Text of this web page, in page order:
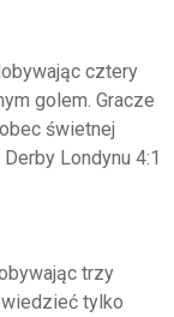
cztery
golem. Gracze
świetnej
Londynu 4:1
trzy
tylko